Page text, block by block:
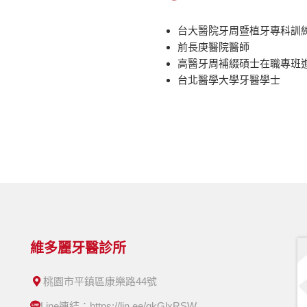
台大醫院牙周暨植牙專科訓
前長庚醫院醫師
高醫牙周補綴碩士在職專班
台北醫學大學牙醫學士
維多麗牙醫診所
桃園市平鎮區康樂路44號